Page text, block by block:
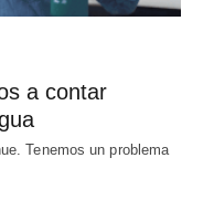
a contar
Tenemos un problema